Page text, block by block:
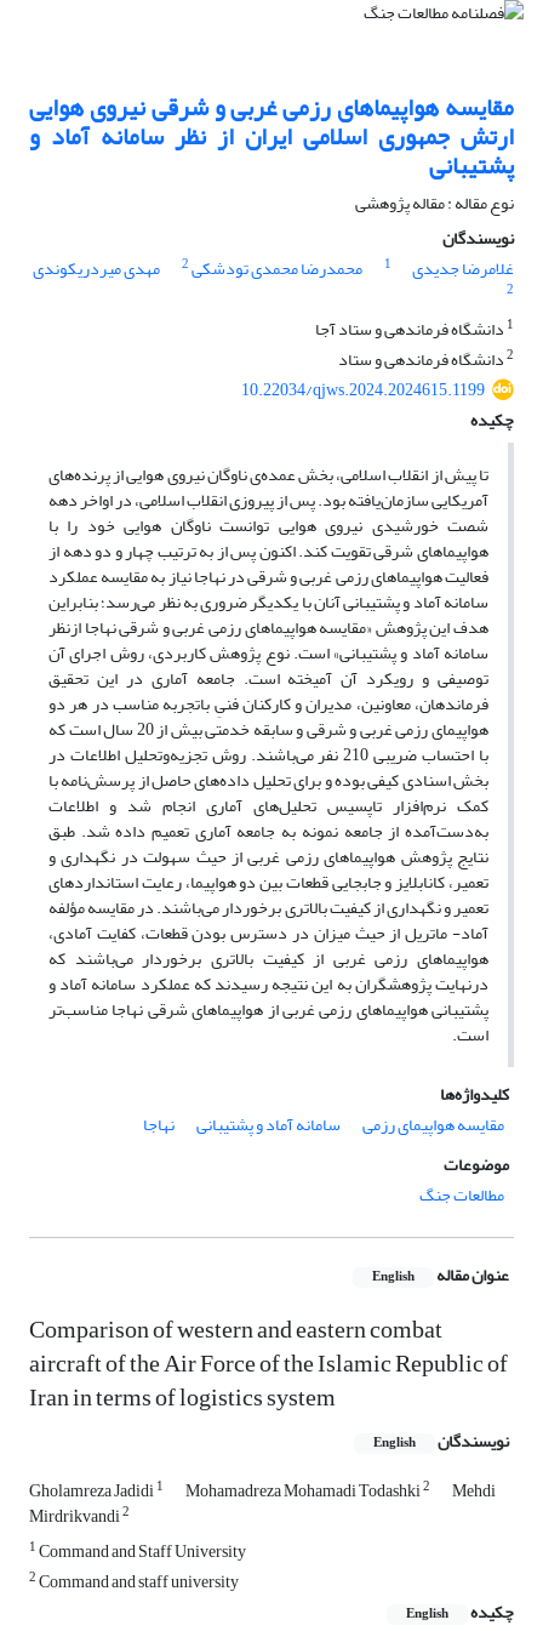
مقایسه هواپیماهای رزمی غربی و شرقی نیروی هوایی
ارتش جمهوری اسلامی ایران از نظر سامانه آماد و
پشتیبانی
نوع مقاله : مقاله پژوهشی
نویسندگان
غلامرضا جدیدی
1 محمدرضا محمدی تودشکی2 مهدی میردریکوندی
2
1 دانشگاه فرماندهی و ستاد آجا
2دانشگاه فرماندهی و ستاد
10.22034/qjws.2024.2024615.1199
چکیده
تا پیش از انقلاب اسلامی، بخش عمده‌ی ناوگان نیروی هوایی از پرنده‌های
آمریکایی سازمان‌یافته بود. پس از پیروزی انقلاب اسلامی، در اواخر دهه
شصت خورشیدی نیروی هوایی توانست ناوگان هوایی خود را با
هواپیماهای شرقی تقویت کند. اکنون پس از به ترتیب چهار و دو دهه از
فعالیت هواپیماهای رزمی غربی و شرقی در نهاجا نیاز به مقایسه عملکرد
سامانه آماد و پشتیبانی آنان با یکدیگر ضروری به نظر می‌رسد؛ بنابراین
هدف این پژوهش «مقایسه هواپیماهای رزمی غربی و شرقی نهاجا ازنظر
سامانه آماد و پشتیبانی» است. نوع پژوهش کاربردی، روش اجرای آن
توصیفی و رویکرد آن آمیخته است. جامعه آماری در این تحقیق
فرماندهان، معاونین، مدیران و کارکنان فنیِ باتجربه مناسب در هر دو
هواپیمای رزمی غربی و شرقی و سابقه خدمتی بیش از 20 سال است که
با احتساب ضریبی 210 نفر می‌باشند. روش تجزیه‌وتحلیل اطلاعات در
بخش اسنادی کیفی بوده و برای تحلیل داده‌های حاصل از پرسش‌نامه با
کمک نرم‌افزار تاپسیس تحلیل‌های آماری انجام شد و اطلاعات
به‌دست‌آمده از جامعه نمونه به جامعه آماری تعمیم داده شد. طبق
نتایج پژوهش هواپیماهای رزمی غربی از حیث سهولت در نگهداری و
تعمیر، کانابلایز و جابجایی قطعات بین دو هواپیما، رعایت استانداردهای
تعمیر و نگهداری از کیفیت بالاتری برخوردار می‌باشند. در مقایسه مؤلفه
آماد- ماتریل از حیث میزان در دسترس بودن قطعات، کفایت آمادی،
هواپیماهای رزمی غربی از کیفیت بالاتری برخوردار می‌باشند که
درنهایت پژوهشگران به این نتیجه رسیدند که عملکرد سامانه آماد و
پشتیبانی هواپیماهای رزمی غربی از هواپیماهای شرقی نهاجا مناسب‌تر
است.
کلیدواژه‌ها
مقایسه هواپیمای رزمی
سامانه آماد و پشتیبانی
نهاجا
موضوعات
مطالعات جنگ
عنوان مقاله English
Comparison of western and eastern combat
aircraft of the Air Force of the Islamic Republic of
Iran in terms of logistics system
نویسندگان English
Gholamreza Jadidi1 Mohamadreza Mohamadi Todashki2 Mehdi
Mirdrikvandi2
1Command and Staff University
2Command and staff university
چکیده
English